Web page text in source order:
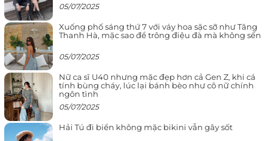
05/07/2025
Xuống phố sáng thứ 7 với váy hoa sặc sỡ như Tăng
Thanh Hà, mặc sao để trông điệu đà mà không sến
05/07/2025
Nữ ca sĩ U40 nhưng mặc đẹp hơn cả Gen Z, khi cá
tính bùng cháy, lúc lại bánh bèo như cô nữ chính
ngôn tình
05/07/2025
Hải Tú đi biển không mặc bikini vẫn gây sốt